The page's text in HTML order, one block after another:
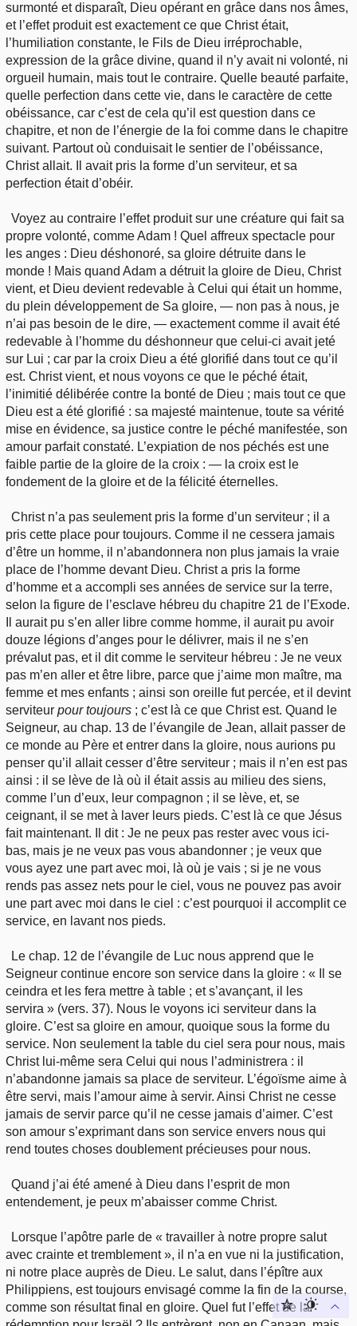
surmonté et disparaît, Dieu opérant en grâce dans nos âmes,
et l’effet produit est exactement ce que Christ était,
l’humiliation constante, le Fils de Dieu irréprochable,
expression de la grâce divine, quand il n’y avait ni volonté, ni
orgueil humain, mais tout le contraire. Quelle beauté parfaite,
quelle perfection dans cette vie, dans le caractère de cette
obéissance, car c’est de cela qu’il est question dans ce
chapitre, et non de l’énergie de la foi comme dans le chapitre
suivant. Partout où conduisait le sentier de l’obéissance,
Christ allait. Il avait pris la forme d’un serviteur, et sa
perfection était d’obéir.
Voyez au contraire l’effet produit sur une créature qui fait sa
propre volonté, comme Adam ! Quel affreux spectacle pour
les anges : Dieu déshonoré, sa gloire détruite dans le
monde ! Mais quand Adam a détruit la gloire de Dieu, Christ
vient, et Dieu devient redevable à Celui qui était un homme,
du plein développement de Sa gloire, — non pas à nous, je
n’ai pas besoin de le dire, — exactement comme il avait été
redevable à l’homme du déshonneur que celui-ci avait jeté
sur Lui ; car par la croix Dieu a été glorifié dans tout ce qu’il
est. Christ vient, et nous voyons ce que le péché était,
l’inimitié délibérée contre la bonté de Dieu ; mais tout ce que
Dieu est a été glorifié : sa majesté maintenue, toute sa vérité
mise en évidence, sa justice contre le péché manifestée, son
amour parfait constaté. L’expiation de nos péchés est une
faible partie de la gloire de la croix : — la croix est le
fondement de la gloire et de la félicité éternelles.
Christ n’a pas seulement pris la forme d’un serviteur ; il a
pris cette place pour toujours. Comme il ne cessera jamais
d’être un homme, il n’abandonnera non plus jamais la vraie
place de l’homme devant Dieu. Christ a pris la forme
d’homme et a accompli ses années de service sur la terre,
selon la figure de l’esclave hébreu du chapitre 21 de l’Exode.
Il aurait pu s’en aller libre comme homme, il aurait pu avoir
douze légions d’anges pour le délivrer, mais il ne s’en
prévalut pas, et il dit comme le serviteur hébreu : Je ne veux
pas m’en aller et être libre, parce que j’aime mon maître, ma
femme et mes enfants ; ainsi son oreille fut percée, et il devint
serviteur pour toujours ; c’est là ce que Christ est. Quand le
Seigneur, au chap. 13 de l’évangile de Jean, allait passer de
ce monde au Père et entrer dans la gloire, nous aurions pu
penser qu’il allait cesser d’être serviteur ; mais il n’en est pas
ainsi : il se lève de là où il était assis au milieu des siens,
comme l’un d’eux, leur compagnon ; il se lève, et, se
ceignant, il se met à laver leurs pieds. C’est là ce que Jésus
fait maintenant. Il dit : Je ne peux pas rester avec vous ici-
bas, mais je ne veux pas vous abandonner ; je veux que
vous ayez une part avec moi, là où je vais ; si je ne vous
rends pas assez nets pour le ciel, vous ne pouvez pas avoir
une part avec moi dans le ciel : c’est pourquoi il accomplit ce
service, en lavant nos pieds.
Le chap. 12 de l’évangile de Luc nous apprend que le
Seigneur continue encore son service dans la gloire : « Il se
ceindra et les fera mettre à table ; et s’avançant, il les
servira » (vers. 37). Nous le voyons ici serviteur dans la
gloire. C’est sa gloire en amour, quoique sous la forme du
service. Non seulement la table du ciel sera pour nous, mais
Christ lui-même sera Celui qui nous l’administrera : il
n’abandonne jamais sa place de serviteur. L’égoïsme aime à
être servi, mais l’amour aime à servir. Ainsi Christ ne cesse
jamais de servir parce qu’il ne cesse jamais d’aimer. C’est
son amour s’exprimant dans son service envers nous qui
rend toutes choses doublement précieuses pour nous.
Quand j’ai été amené à Dieu dans l’esprit de mon
entendement, je peux m’abaisser comme Christ.
Lorsque l’apôtre parle de « travailler à notre propre salut
avec crainte et tremblement », il n’a en vue ni la justification,
ni notre place auprès de Dieu. Le salut, dans l’épître aux
Philippiens, est toujours envisagé comme la fin de la course,
comme son résultat final en gloire. Quel fut l’effet de la